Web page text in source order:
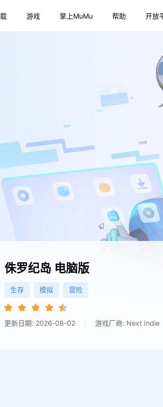
游戏 掌上MuMu 帮助 开放
侏罗纪岛 电脑版
生存 模拟 冒险
更新日期: 2026-08-02 游戏厂商: Next Indie